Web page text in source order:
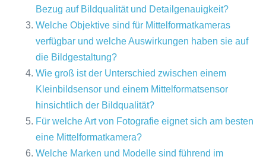
Bezug auf Bildqualität und Detailgenauigkeit?
Welche Objektive sind für Mittelformatkameras
verfügbar und welche Auswirkungen haben sie auf
die Bildgestaltung?
Wie groß ist der Unterschied zwischen einem
Kleinbildsensor und einem Mittelformatsensor
hinsichtlich der Bildqualität?
Für welche Art von Fotografie eignet sich am besten
eine Mittelformatkamera?
Welche Marken und Modelle sind führend im